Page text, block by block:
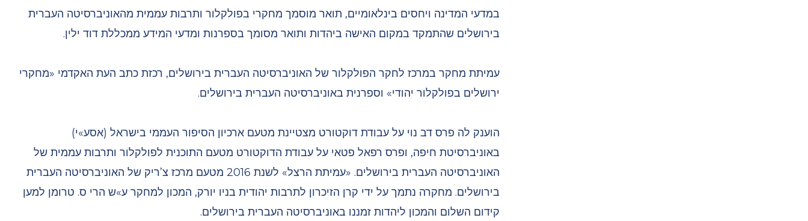
במדעי המדינה ויחסים בינלאומיים, תואר מוסמך מחקרי בפולקלור ותרבות עממית מהאוניברסיטה העברית
בירושלים שהתמקד במקום האישה ביהדות ותואר מסומך בספרנות ומדעי המידע ממכללת דוד ילין.
עמיתת מחקר במרכז לחקר הפולקלור של האוניברסיטה העברית בירושלים, רכזת כתב העת האקדמי «מחקרי
ירושלים בפולקלור יהודי» וספרנית באוניברסיטה העברית בירושלים.
הוענק לה פרס דב נוי על עבודת דוקטורט מצטיינת מטעם ארכיון הסיפור העממי בישראל (אסע»י)
באוניברסיטת חיפה, ופרס רפאל פטאי על עבודת הדוקטורט מטעם התוכנית לפולקלור ותרבות עממית של
האוניברסיטה העברית בירושלים. «עמיתת הרצל» לשנת 2016 מטעם מרכז צ’ריק של האוניברסיטה העברית
בירושלים. מחקרה נתמך על ידי קרן הזיכרון לתרבות יהודית בניו יורק, המכון למחקר ע»ש הרי ס. טרומן למען
קידום השלום והמכון ליהדות זמננו באוניברסיטה העברית בירושלים.